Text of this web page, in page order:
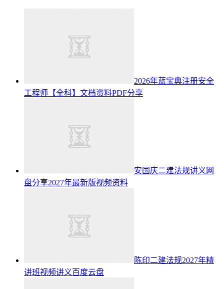
2026年蓝宝典注册安全
工程师【全科】文档资料PDF分享
安国庆二建法规讲义网
盘分享2027年最新版视频资料
陈印二建法规2027年精
讲班视频讲义百度云盘